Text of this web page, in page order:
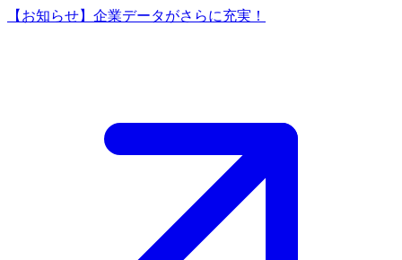
【お知らせ】企業データがさらに充実！